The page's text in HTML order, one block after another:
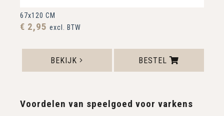
67x120 CM
€ 2,95 excl. BTW
BEKIJK BESTEL
Voordelen van speelgoed voor varkens